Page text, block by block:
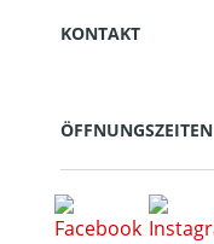
KONTAKT
ÖFFNUNGSZEITEN